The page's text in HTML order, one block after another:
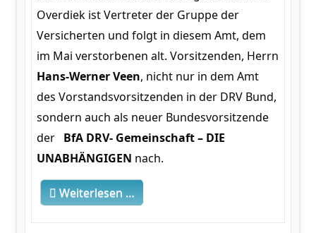
Overdiek ist Vertreter der Gruppe der
Versicherten und folgt in diesem Amt, dem
im Mai verstorbenen alt. Vorsitzenden, Herrn
Hans-Werner Veen, nicht nur in dem Amt
des Vorstandsvorsitzenden in der DRV Bund,
sondern auch als neuer Bundesvorsitzende
der BfA DRV- Gemeinschaft – DIE
UNABHÄNGIGEN nach.
Weiterlesen …